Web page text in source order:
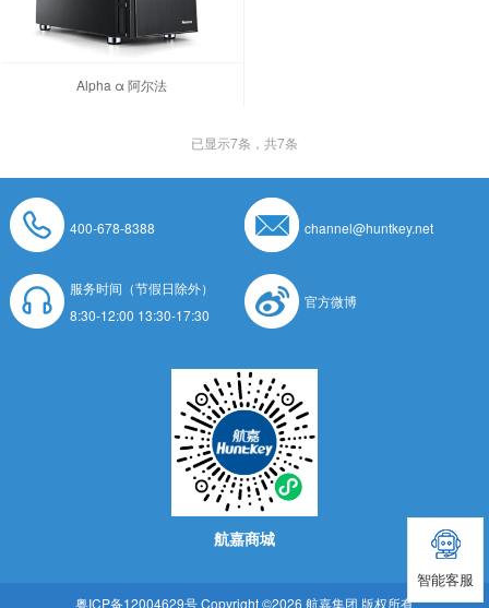
Alpha α 阿尔法
已显示7条，共7条
400-678-8388 channel@huntkey.net
服务时间（节假日除外）
8:30-12:00 13:30-17:30
官方微博
航嘉商城
粤ICP备12004629号Copyright ©2026 航嘉集团 版权所有
智能客服